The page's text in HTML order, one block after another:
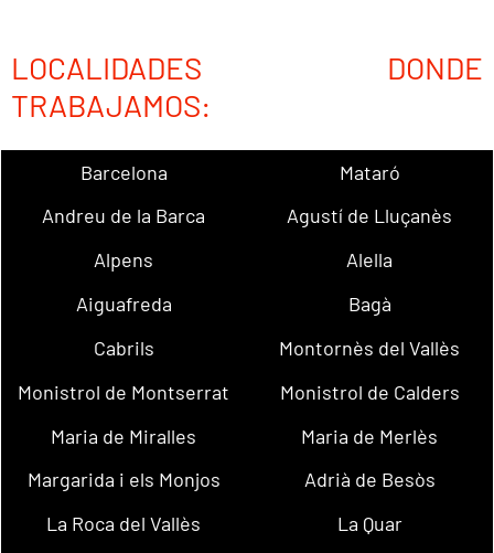
LOCALIDADES DONDE
TRABAJAMOS:
Barcelona
Mataró
Andreu de la Barca
Agustí de Lluçanès
Alpens
Alella
Aiguafreda
Bagà
Cabrils
Montornès del Vallès
Monistrol de Montserrat
Monistrol de Calders
Maria de Miralles
Maria de Merlès
Margarida i els Monjos
Adrià de Besòs
La Roca del Vallès
La Quar